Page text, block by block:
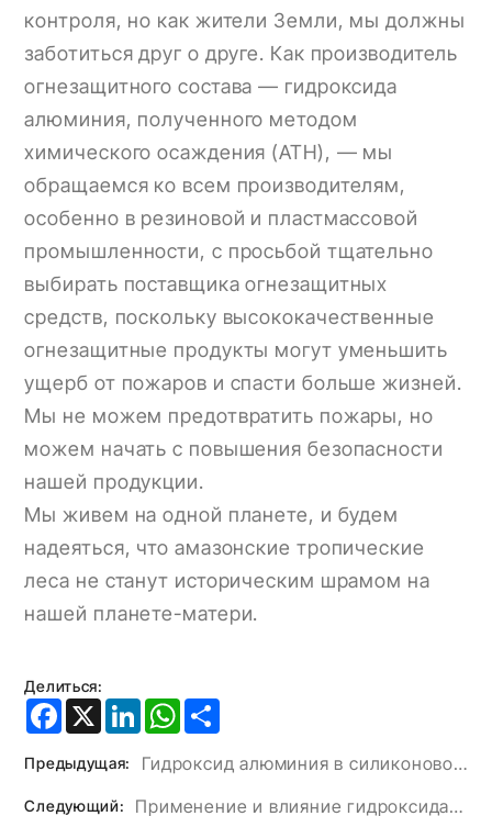
контроля, но как жители Земли, мы должны
заботиться друг о друге. Как производитель
огнезащитного состава — гидроксида
алюминия, полученного методом
химического осаждения (ATH), — мы
обращаемся ко всем производителям,
особенно в резиновой и пластмассовой
промышленности, с просьбой тщательно
выбирать поставщика огнезащитных
средств, поскольку высококачественные
огнезащитные продукты могут уменьшить
ущерб от пожаров и спасти больше жизней.
Мы не можем предотвратить пожары, но
можем начать с повышения безопасности
нашей продукции.
Мы живем на одной планете, и будем
надеяться, что амазонские тропические
леса не станут историческим шрамом на
нашей планете-матери.
Делиться:
Facebook
X LinkedInWhatsApp
Предыдущая: Гидроксид алюминия в силиконовой резине
Следующий: Применение и влияние гидроксида магния в огнеупорных покрытиях